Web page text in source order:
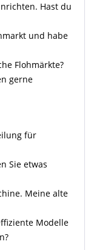
Hast du
und habe
Flohmärkte?
gerne
für
Sie etwas
Meine alte
Modelle